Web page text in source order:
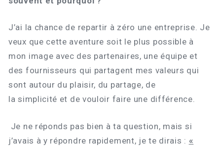
J’ai la chance de repartir à zéro une entreprise. Je
veux que cette aventure soit le plus possible à
mon image avec des partenaires, une équipe et
des fournisseurs qui partagent mes valeurs qui
sont autour du plaisir, du partage, de
la simplicité et de vouloir faire une différence.
Je ne réponds pas bien à ta question, mais si
j’avais à y répondre rapidement, je te dirais : «